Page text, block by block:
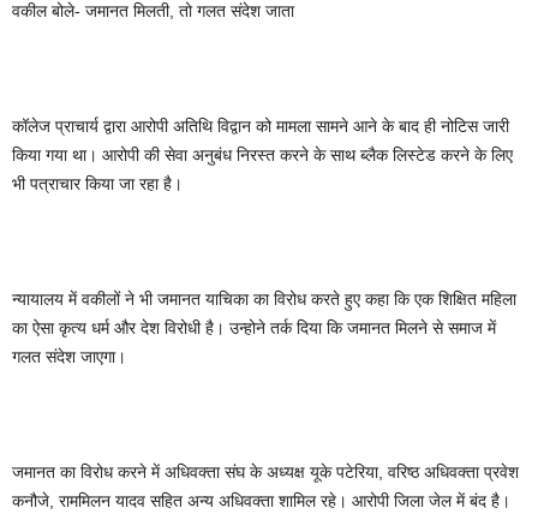
वकील बोले- जमानत मिलती, तो गलत संदेश जाता
कॉलेज प्राचार्य द्वारा आरोपी अतिथि विद्वान को मामला सामने आने के बाद ही नोटिस जारी
किया गया था। आरोपी की सेवा अनुबंध निरस्त करने के साथ ब्लैक लिस्टेड करने के लिए
भी पत्राचार किया जा रहा है।
न्यायालय में वकीलों ने भी जमानत याचिका का विरोध करते हुए कहा कि एक शिक्षित महिला
का ऐसा कृत्य धर्म और देश विरोधी है। उन्होने तर्क दिया कि जमानत मिलने से समाज में
गलत संदेश जाएगा।
जमानत का विरोध करने में अधिवक्ता संघ के अध्यक्ष यूके पटेरिया, वरिष्ठ अधिवक्ता प्रवेश
कनौजे, राममिलन यादव सहित अन्य अधिवक्ता शामिल रहे। आरोपी जिला जेल में बंद है।